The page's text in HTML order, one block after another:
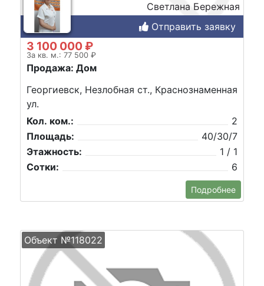
Светлана Бережная
Отправить заявку
3 100 000 ₽
За кв. м.: 77 500 ₽
Продажа: Дом
Георгиевск, Незлобная ст., Краснознаменная
ул.
Кол. ком.:
2
Площадь:
40/30/7
Этажность:
1 / 1
Сотки:
6
Подробнее
Объект №118022